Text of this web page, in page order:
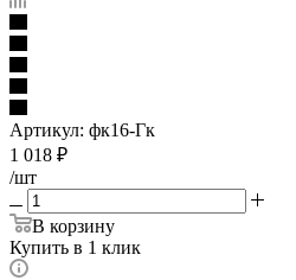
Артикул: фк16-Гк
1 018 ₽
/шт
В корзину
Купить в 1 клик